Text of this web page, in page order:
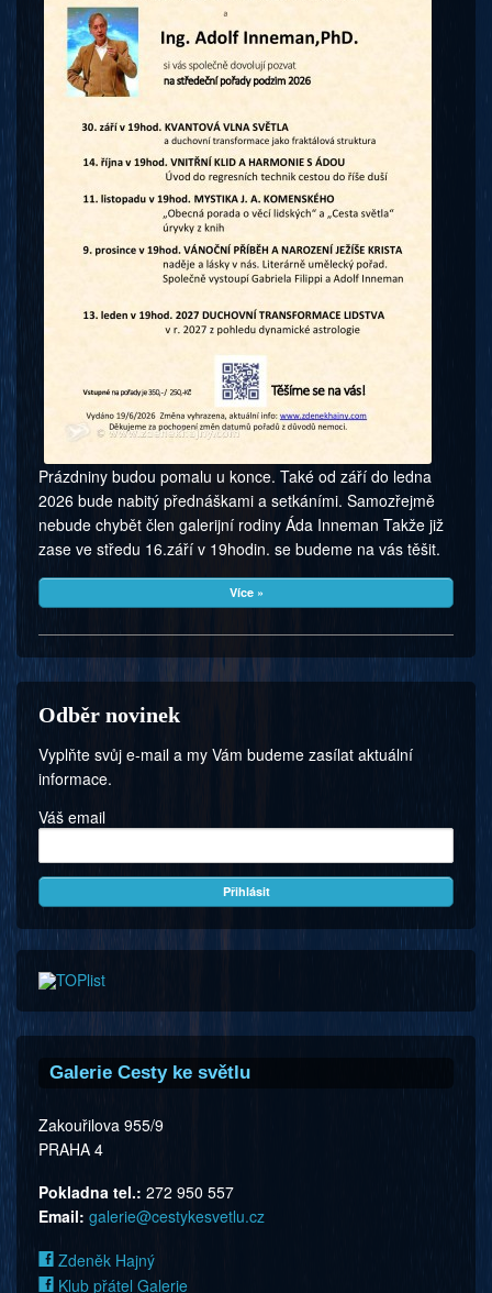
Prázdniny budou pomalu u konce. Také od září do ledna
2026 bude nabitý přednáškami a setkáními. Samozřejmě
nebude chybět člen galerijní rodiny Áda Inneman Takže již
zase ve středu 16.září v 19hodin. se budeme na vás těšit.
Více »
Odběr novinek
Vyplňte svůj e-mail a my Vám budeme zasílat aktuální
informace.
Váš email
Galerie Cesty ke světlu
Zakouřilova 955/9
PRAHA 4
Pokladna tel.: 272 950 557
Email: galerie@cestykesvetlu.cz
Zdeněk Hajný
Klub přátel Galerie